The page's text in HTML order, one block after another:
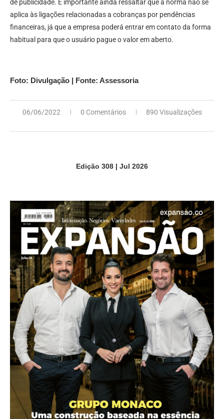
de publicidade. É importante ainda ressaltar que a norma não se
aplica às ligações relacionadas a cobranças por pendências
financeiras, já que a empresa poderá entrar em contato da forma
habitual para que o usuário pague o valor em aberto.
Foto: Divulgação | Fonte: Assessoria
06/06/2022 0 Comentários 890 Visualizações
Edição 308 | Jul 2026